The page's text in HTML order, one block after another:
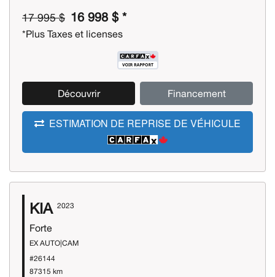
17 995 $ 16 998 $ *
*Plus Taxes et licenses
Découvrir Financement
ESTIMATION DE REPRISE DE VÉHICULE
KIA 2023
Forte
EX AUTO|CAM
#26144
87315 km